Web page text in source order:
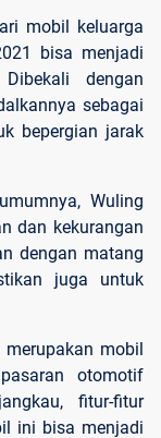
mobil keluarga
bisa menjadi
dengan
sebagai
bepergian jarak
Wuling
dan kekurangan
dengan matang
juga untuk
merupakan mobil
otomotif
fitur-fitur
ini bisa menjadi